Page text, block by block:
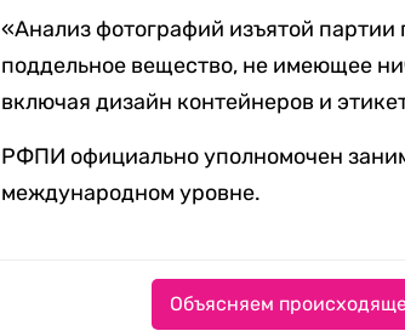
«Анализ фотографий изъятой партии
поддельное вещество, не имеющее
включая дизайн контейнеров и
РФПИ официально уполномочен
международном уровне.
Объясняем